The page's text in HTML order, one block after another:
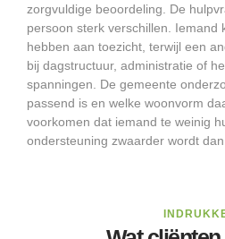
zorgvuldige beoordeling. De
persoon sterk verschillen. Iemand
hebben aan toezicht, terwijl een
bij dagstructuur, administratie of
spanningen. De gemeente
passend is en welke woonvorm
voorkomen dat iemand te weinig
ondersteuning zwaarder wordt dan